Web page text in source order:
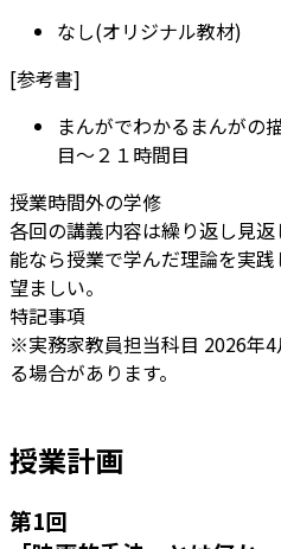
なし(オリジナル教材)
[参考書]
まんがでわかるまんがの
目〜２１時間目
授業時間外の学修
各回の講義内容は繰り返し見
能なら授業で学んだ理論を実
望ましい。
特記事項
※実務家教員担当科目 2026年
る場合があります。
授業計画
第1回